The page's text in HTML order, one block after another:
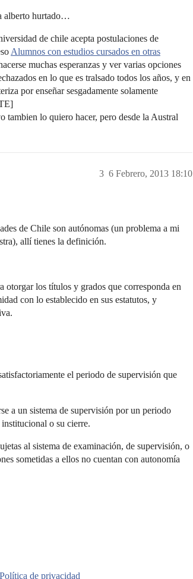
alberto hurtado…
de chile acepta postulaciones de
Alumnos con estudios cursados en otras
muchas esperanzas y ver varias opciones
en lo que es tralsado todos los años, y en
por enseñar sesgadamente solamente
tambien lo quiero hacer, pero desde la Austral
6 Febrero, 2013 18:10
3
de Chile son autónomas (un problema a mi
allí tienes la definición.
otorgar los títulos y grados que corresponda en
con lo establecido en sus estatutos, y
el periodo de supervisión que
a un sistema de supervisión por un periodo
o su cierre.
al sistema de examinación, de supervisión, o
sometidas a ellos no cuentan con autonomía
Política de privacidad